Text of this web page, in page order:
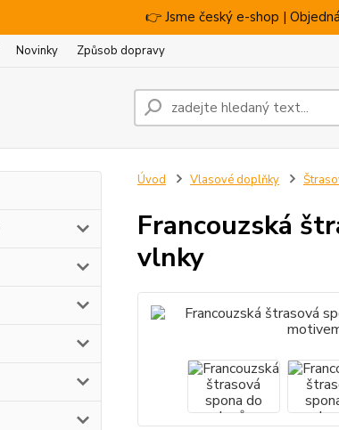
👉 Jsme český e-shop |
Novinky Způsob dopravy
Úvod Vlasové doplňky
Francouzská
vlnky